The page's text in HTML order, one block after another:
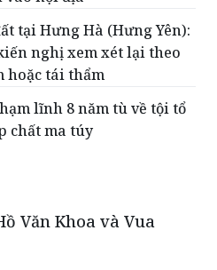
tại Hưng Hà (Hưng Yên):
nghị xem xét lại theo
hoặc tái thẩm
lĩnh 8 năm tù về tội tổ
chất ma túy
Văn Khoa và Vua